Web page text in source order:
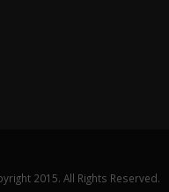
2015. All Rights Reserved.